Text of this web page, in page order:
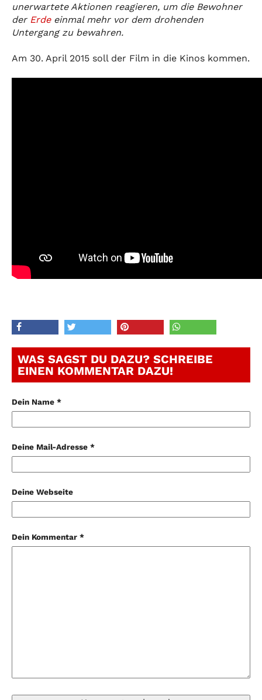
unerwartete Aktionen reagieren, um die Bewohner
der Erdeeinmal mehr vor dem drohenden
Untergang zu bewahren.
Am 30. April 2015 soll der Film in die Kinos kommen.
WAS SAGST DU DAZU? SCHREIBE
EINEN KOMMENTAR DAZU!
Dein Name *
Deine Mail-Adresse *
Deine Webseite
Dein Kommentar *